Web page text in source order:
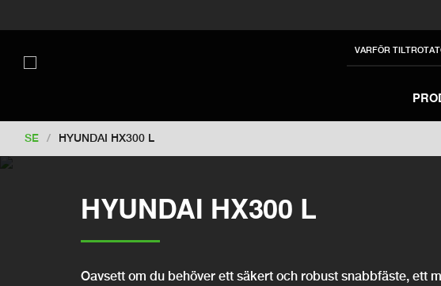
VARFÖR
Switch to International
Switch to United Kingdom
Switch to Korea
SE / HYUNDAI HX300 L
HYUNDAI HX300 L
Oavsett om du behöver ett säkert och robust snabbfäste, ett